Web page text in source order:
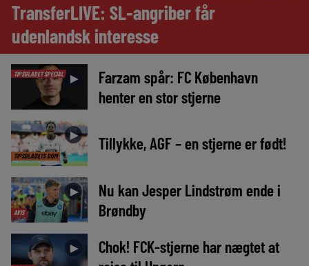
TransferLIVE: SL-angriber får
udenlandsk interesse
TIPSBLADET SPECIAL ►
Farzam spår: FC København
henter en stor stjerne
TIPSBLADETS DOM
► Tillykke, AGF – en stjerne er født!
AVIS
►
Nu kan Jesper Lindstrøm ende i
Brøndby
►
Chok! FCK-stjerne har nægtet at